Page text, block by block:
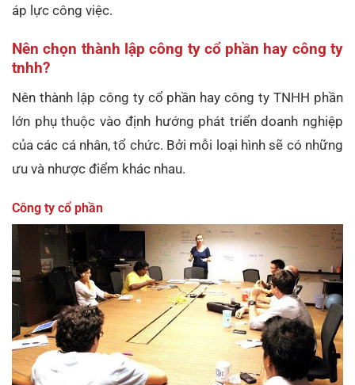
áp lực công việc.
Nên chọn thành lập công ty cổ phần hay công ty
tnhh?
Nên thành lập công ty cổ phần hay công ty TNHH phần
lớn phụ thuộc vào định hướng phát triển doanh nghiệp
của các cá nhân, tổ chức. Bởi mỗi loại hình sẽ có những
ưu và nhược điểm khác nhau.
Công ty cổ phần